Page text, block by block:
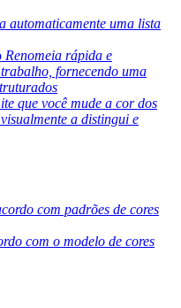
automaticamente uma lista
Renomeia rápida e
fornecendo uma
que você mude a cor dos
a distingui e
com padrões de cores
com o modelo de cores